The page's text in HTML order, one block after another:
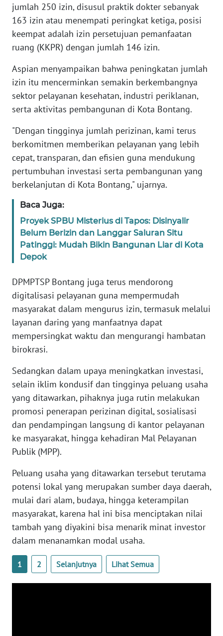
jumlah 250 izin, disusul praktik dokter sebanyak
163 izin atau menempati peringkat ketiga, posisi
keempat adalah izin persetujuan pemanfaatan
ruang (KKPR) dengan jumlah 146 izin.
Aspian menyampaikan bahwa peningkatan jumlah
izin itu mencerminkan semakin berkembangnya
sektor pelayanan kesehatan, industri periklanan,
serta aktivitas pembangunan di Kota Bontang.
"Dengan tingginya jumlah perizinan, kami terus
berkomitmen memberikan pelayanan yang lebih
cepat, transparan, dan efisien guna mendukung
pertumbuhan investasi serta pembangunan yang
berkelanjutan di Kota Bontang," ujarnya.
Baca Juga:
Proyek SPBU Misterius di Tapos: Disinyalir
Belum Berizin dan Langgar Saluran Situ
Patinggi: Mudah Bikin Bangunan Liar di Kota
Depok
DPMPTSP Bontang juga terus mendorong
digitalisasi pelayanan guna mempermudah
masyarakat dalam mengurus izin, termasuk melalui
layanan daring yang manfaatnya dapat
mempersingkat waktu dan mengurangi hambatan
birokrasi.
Sedangkan dalam upaya meningkatkan investasi,
selain iklim kondusif dan tingginya peluang usaha
yang ditawarkan, pihaknya juga rutin melakukan
promosi penerapan perizinan digital, sosialisasi
dan pendampingan langsung di kantor pelayanan
ke masyarakat, hingga kehadiran Mal Pelayanan
Publik (MPP).
Peluang usaha yang ditawarkan tersebut terutama
potensi lokal yang merupakan sumber daya daerah,
mulai dari alam, budaya, hingga keterampilan
masyarakat, karena hal ini bisa menciptakan nilai
tambah yang diyakini bisa menarik minat investor
dalam menanamkan modal usaha.
1 2 Selanjutnya Lihat Semua
WN
NTT
KEPRI
WN
PAPUA
WN
PAPUA
RIAU
SERAMBI
WN
JAMBI
SULTRA
WN
NTB
SULTENG
WN
SULBAR
WN
BABEL
WN
SUMBAR
WN
SUMSEL
BENGKULU
WN